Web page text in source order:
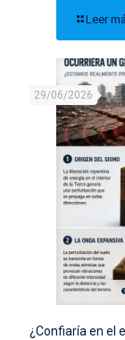
Leer
29/06/2026
¿Confiaría en el